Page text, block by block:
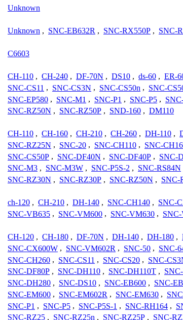
Unknown
Unknown , SNC-EB632R , SNC-RX550P , SNC-
C6603
CH-110 , CH-240 , DF-70N , DS10 , ds-60 , ER-
SNC-CS11 , SNC-CS3N , SNC-CS50n , SNC-
SNC-EP580 , SNC-M1 , SNC-P1 , SNC-P5 ,
SNC-RZ50N , SNC-RZ50P , SND-160 , DM110
CH-110 , CH-160 , CH-210 , CH-260 , DH-110 ,
SNC-RZ25N , SNC-20 , SNC-CH110 , SNC-
SNC-CS50P , SNC-DF40N , SNC-DF40P , SNC-
SNC-M3 , SNC-M3W , SNC-P5S-2 , SNC-RS84N
SNC-RZ30N , SNC-RZ30P , SNC-RZ50N , SNC-
ch-120 , CH-210 , DH-140 , SNC-CH140 , SNC-
SNC-VB635 , SNC-VM600 , SNC-VM630 ,
CH-120 , CH-180 , DF-70N , DH-140 , DH-180 ,
SNC-CX600W , SNC-VM602R , SNC-50 , SNC-
SNC-CH260 , SNC-CS11 , SNC-CS20 , SNC-
SNC-DF80P , SNC-DH110 , SNC-DH110T ,
SNC-DH280 , SNC-DS10 , SNC-EB600 , SNC-
SNC-EM600 , SNC-EM602R , SNC-EM630 ,
SNC-P1 , SNC-P5 , SNC-P5S-1 , SNC-RH164 ,
SNC-RZ25 , SNC-RZ25n , SNC-RZ25P , SNC-